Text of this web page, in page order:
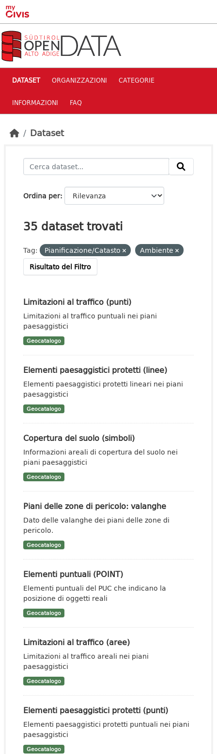
Skip to main content
DATASET ORGANIZZAZIONI CATEGORIE
INFORMAZIONI FAQ
Dataset
Ordina per
35 dataset trovati
Tag: Pianificazione/Catasto
Ambiente
Risultato del Filtro
Limitazioni al traffico (punti)
Limitazioni al traffico puntuali nei piani
paesaggistici
Geocatalogo
Elementi paesaggistici protetti (linee)
Elementi paesaggistici protetti lineari nei piani
paesaggistici
Geocatalogo
Copertura del suolo (simboli)
Informazioni areali di copertura del suolo nei
piani paesaggistici
Geocatalogo
Piani delle zone di pericolo: valanghe
Dato delle valanghe dei piani delle zone di
pericolo.
Geocatalogo
Elementi puntuali (POINT)
Elementi puntuali del PUC che indicano la
posizione di oggetti reali
Geocatalogo
Limitazioni al traffico (aree)
Limitazioni al traffico areali nei piani
paesaggistici
Geocatalogo
Elementi paesaggistici protetti (punti)
Elementi paesaggistici protetti puntuali nei piani
paesaggistici
Geocatalogo